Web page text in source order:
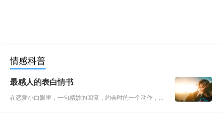
情感科普
最感人的表白情书
在恋爱小白眼里，一句精妙的回复，约会时的一个动作，都